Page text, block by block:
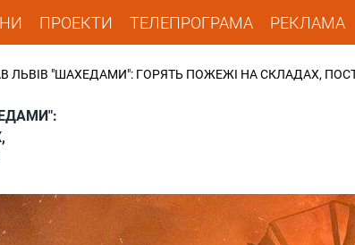
ПРОЕКТИ ТЕЛЕПРОГРАМА РЕКЛАМА
ЛЬВІВ "ШАХЕДАМИ": ГОРЯТЬ ПОЖЕЖІ НА СКЛАДАХ,